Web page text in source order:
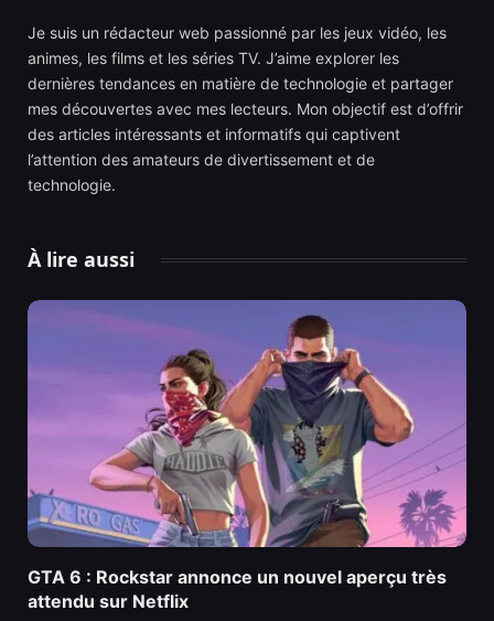
Je suis un rédacteur web passionné par les jeux vidéo, les
animes, les films et les séries TV. J’aime explorer les
dernières tendances en matière de technologie et partager
mes découvertes avec mes lecteurs. Mon objectif est d’offrir
des articles intéressants et informatifs qui captivent
l’attention des amateurs de divertissement et de
technologie.
À lire aussi
GTA 6 : Rockstar annonce un nouvel aperçu très
attendu sur Netflix